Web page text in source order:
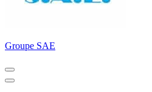
Groupe SAE
Menu
de
Menu